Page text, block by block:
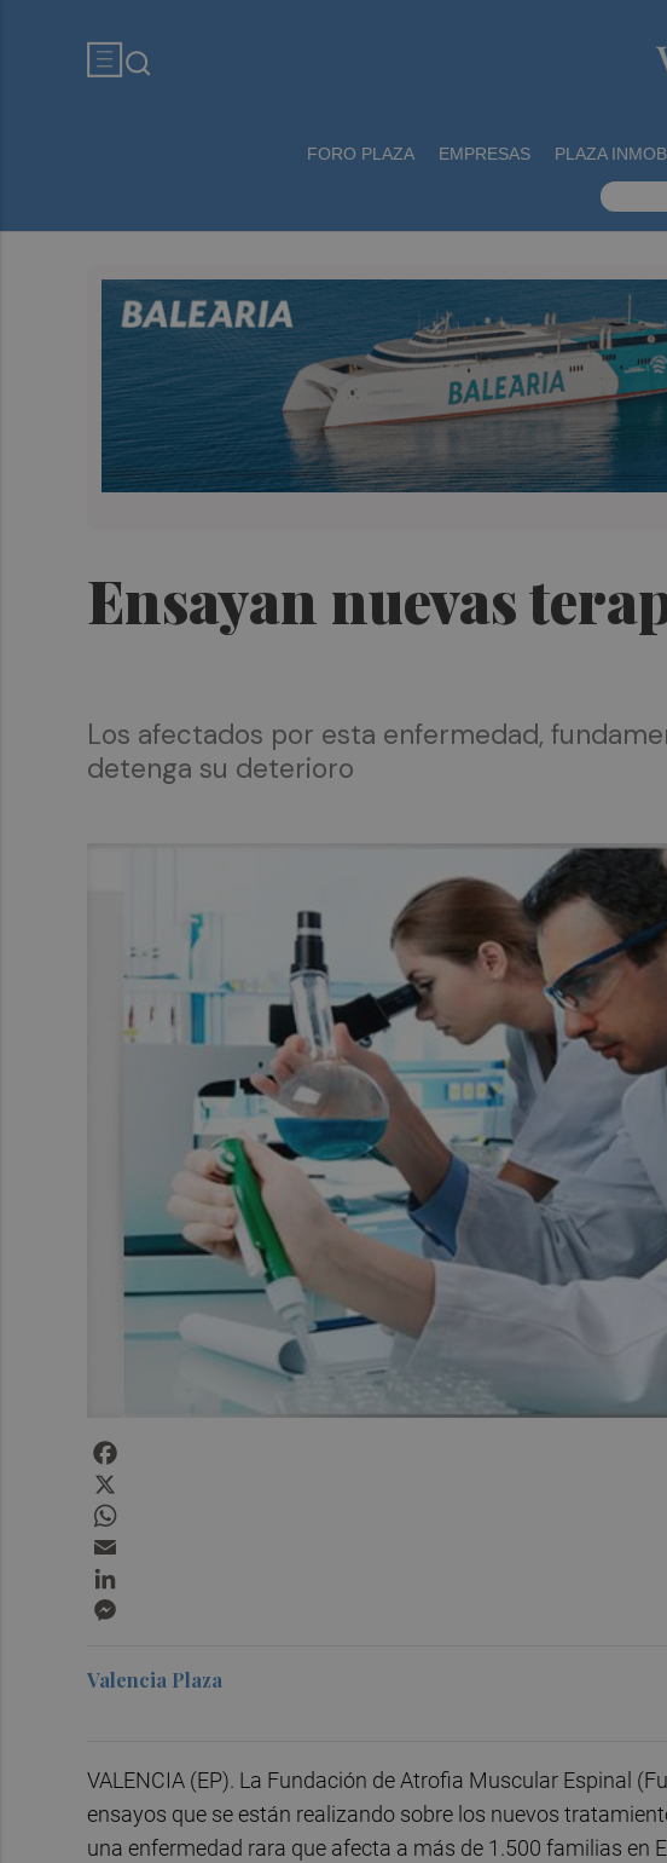
FORO PLAZA EMPRESAS PLAZA
Ensayan nuevas
Los afectados por esta enfermedad,
detenga su deterioro
Valencia Plaza
VALENCIA (EP). La Fundación de Atrofia Muscular Espinal
ensayos que se están realizando sobre los nuevos
una enfermedad rara que afecta a más de 1.500 familias en